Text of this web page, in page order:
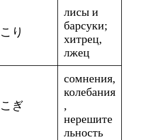
こり
лисы и
барсуки;
хитрец,
лжец
こぎ
сомнения,
колебания
,
нерешите
льность